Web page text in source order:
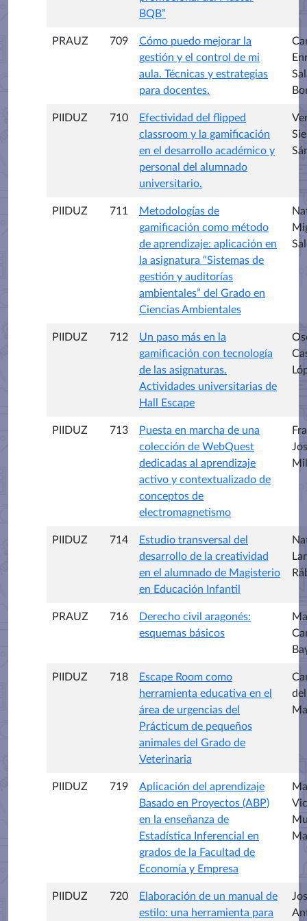
BQB”
PRAUZ 709
Cómo puedo mejorar la
gestión y el control de mi
aula. Técnicas y estrategias
para docentes.
PIIDUZ 710
Efectividad del flipped
classroom y la gamificación
en el desarrollo académico y
personal del alumnado
universitario.
PIIDUZ 711
Metodologías de
gamificación como método
de aprendizaje: aplicación en
la asignatura “Sistemas de
gestión y auditorías
ambientales” del Grado en
Ciencias Ambientales
PIIDUZ 712
Un paso más en la
gamificación con tecnología
de las asignaturas.
Actividades universitarias de
Hall Escape
PIIDUZ 713
Puesta en marcha de una
colección de WebQuest
dedicadas al aprendizaje
activo y contextualizado de
conceptos de
electromagnetismo
PIIDUZ 714
Estudio transversal del
desarrollo de la creatividad
en el alumnado de Magisterio
en Educación Infantil
PRAUZ 716
Derecho civil aragonés:
esquemas básicos
PIIDUZ 718
Escape Room como
herramienta educativa en el
área de urgencias del
Prácticum de pequeños
animales del Grado de
Veterinaria
PIIDUZ 719
Aplicación del aprendizaje
Basado en Proyectos (ABP)
en la enseñanza de
Estadística Inferencial en
grados de la Facultad de
Economía y Empresa
PIIDUZ 720
Elaboración de un manual de
estilo: una herramienta para